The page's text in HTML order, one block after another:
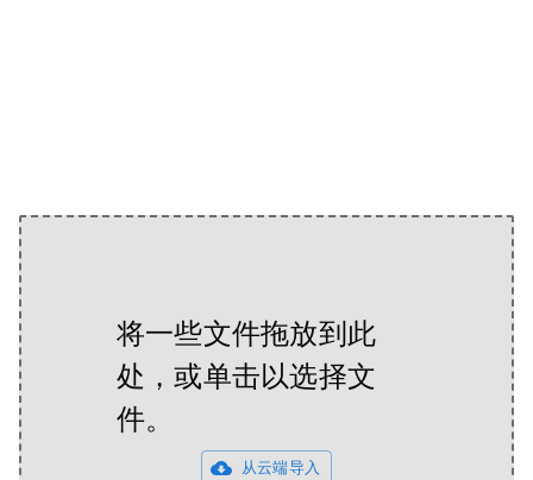
将一些文件拖放到此
处，或单击以选择文
件。
从云端导入